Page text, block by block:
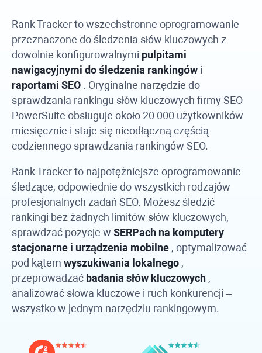
Rank Trackerto wszechstronne oprogramowanie
przeznaczone do śledzenia słów kluczowych z
dowolnie konfigurowalnymi pulpitami
nawigacyjnymi do śledzenia rankingów i
raportami SEO . Oryginalne narzędzie do
sprawdzania rankingu słów kluczowych firmySEO
PowerSuite obsługuje około 20 000 użytkowników
miesięcznie i staje się nieodłączną częścią
codziennego sprawdzania rankingów SEO.
Rank Trackerto najpotężniejsze oprogramowanie
śledzące, odpowiednie do wszystkich rodzajów
profesjonalnych zadań SEO. Możesz śledzić
rankingi bez żadnych limitów słów kluczowych,
sprawdzać pozycje w SERPach na komputery
stacjonarne i urządzenia mobilne , optymalizować
pod kątem wyszukiwania lokalnego ,
przeprowadzać badania słów kluczowych ,
analizować słowa kluczowe i ruch konkurencji –
wszystko w jednym narzędziu rankingowym.